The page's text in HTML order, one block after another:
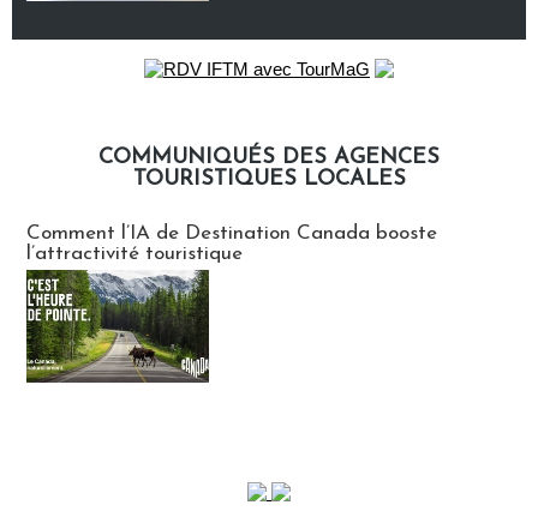
COMMUNIQUÉS DES AGENCES
TOURISTIQUES LOCALES
Comment l’IA de Destination Canada booste
l’attractivité touristique